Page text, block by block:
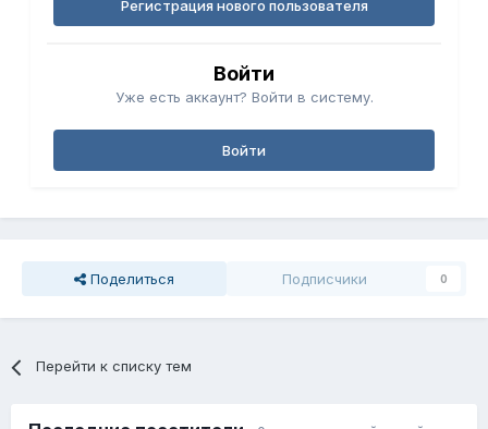
Регистрация нового пользователя
Войти
Уже есть аккаунт? Войти в систему.
Войти
Поделиться Подписчики 0
Перейти к списку тем